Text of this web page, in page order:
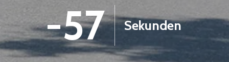
-59 Sekunden